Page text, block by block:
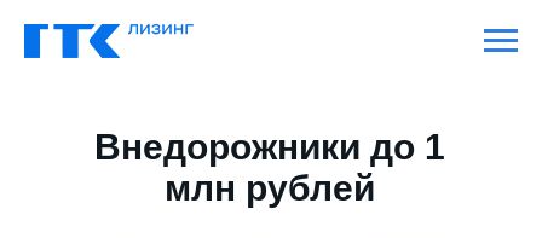
Внедорожники до 1
млн рублей